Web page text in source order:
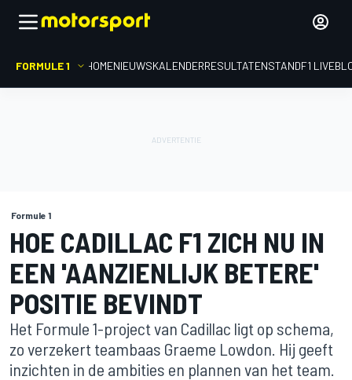
FORMULE 1 HOMENIEUWSKALENDERRESULTATENSTANDF1
Formule 1
HOE CADILLAC F1 ZICH NU IN
EEN 'AANZIENLIJK BETERE'
POSITIE BEVINDT
Het Formule 1-project van Cadillac ligt op schema,
zo verzekert teambaas Graeme Lowdon. Hij geeft
inzichten in de ambities en plannen van het team.